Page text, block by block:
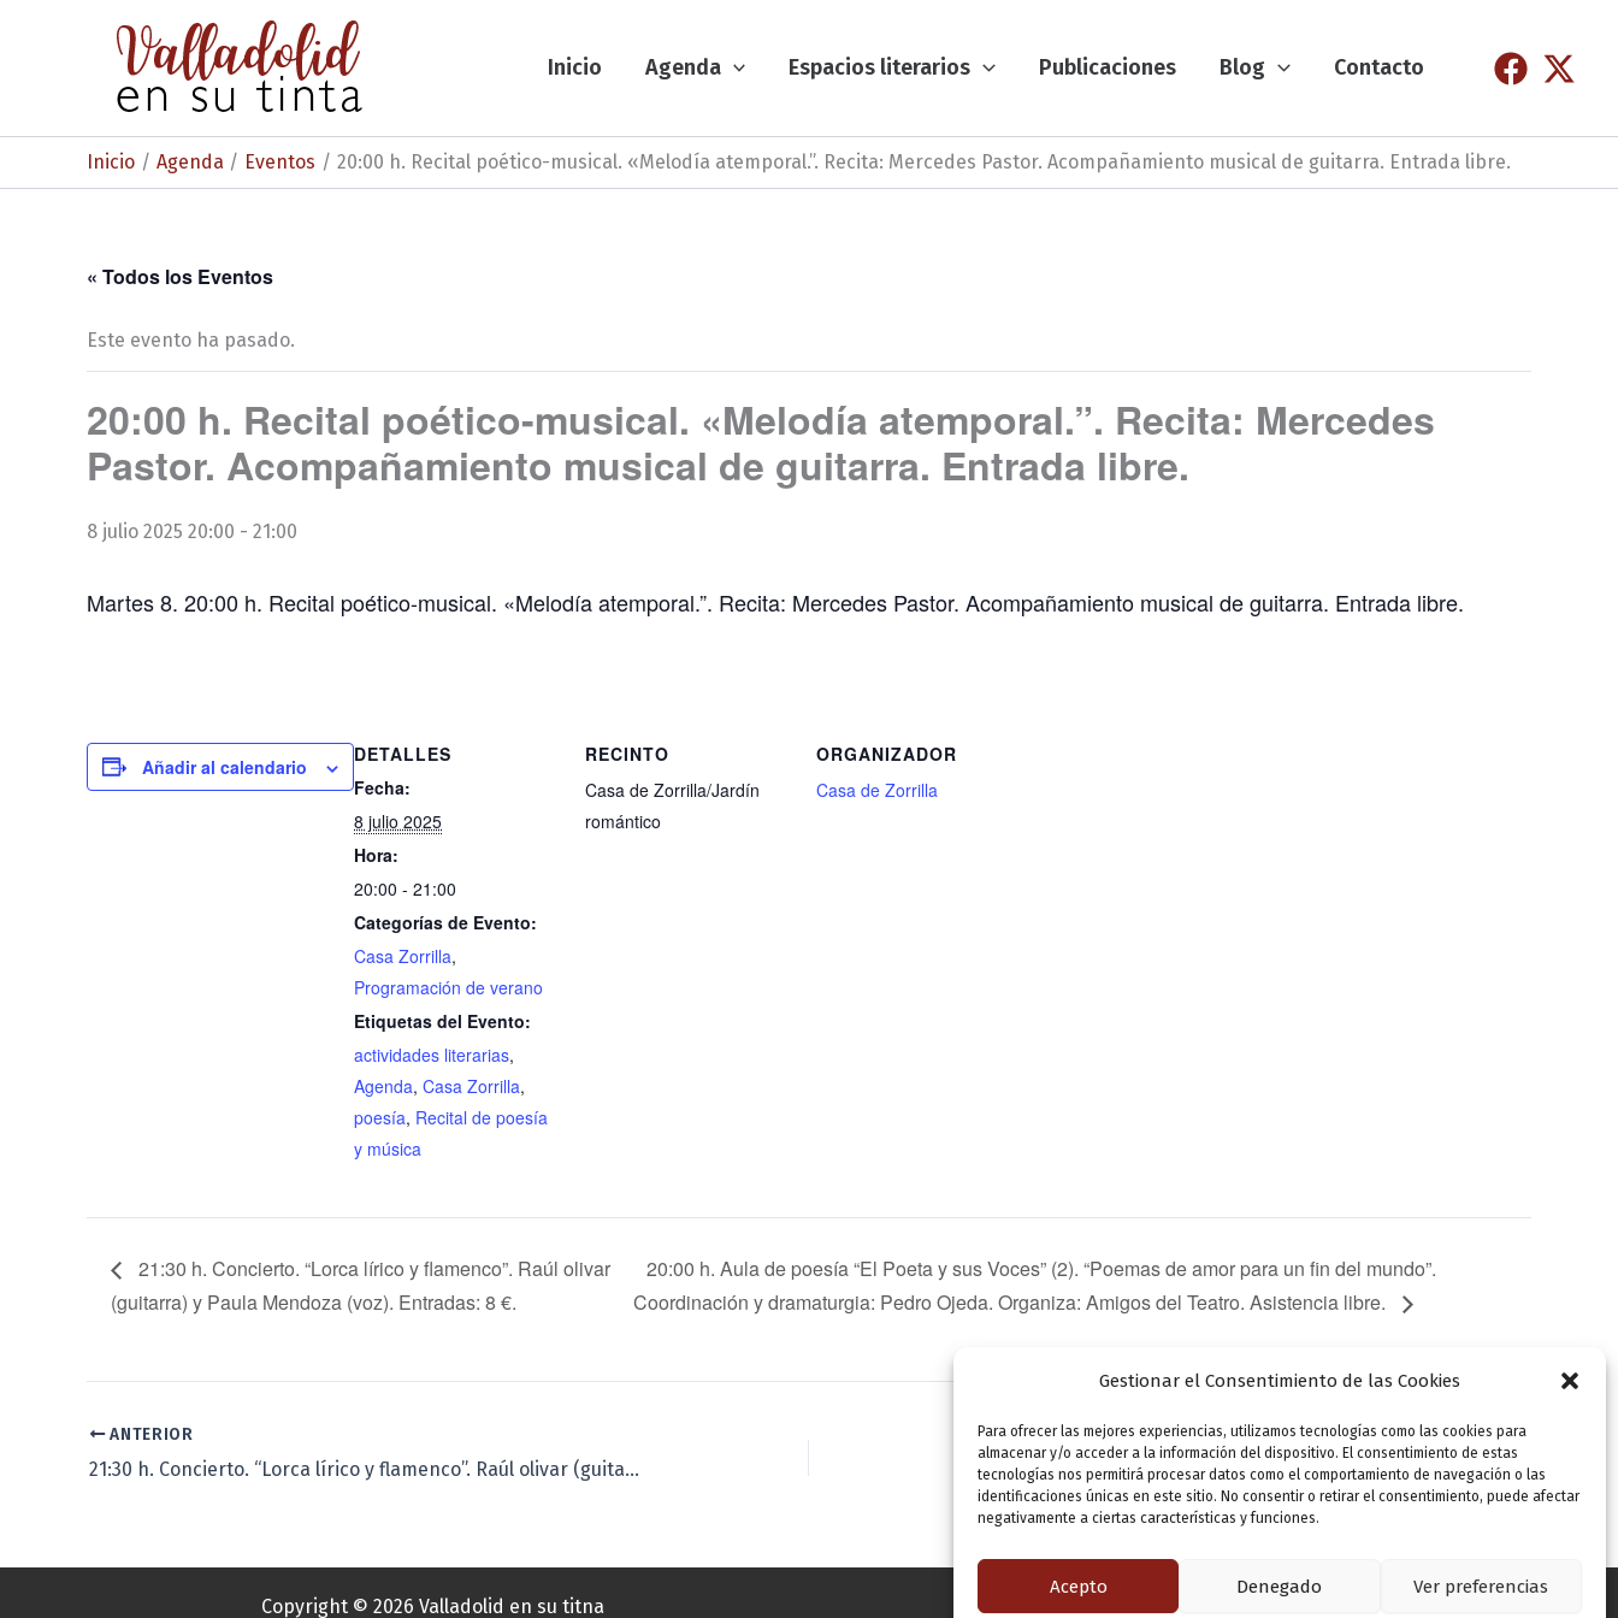
Gestionar el Consentimiento de las Cookies
Para ofrecer las mejores experiencias, utilizamos tecnologías como las cookies para
almacenar y/o acceder a la información del dispositivo. El consentimiento de estas
tecnologías nos permitirá procesar datos como el comportamiento de navegación o las
identificaciones únicas en este sitio. No consentir o retirar el consentimiento, puede afectar
negativamente a ciertas características y funciones.
Acepto Denegado Ver preferencias
Inicio Agenda Espacios literarios Publicaciones Blog Contacto
Inicio Agenda Eventos 20:00 h. Recital poético-musical. «Melodía atemporal.”. Recita: Mercedes Pastor. Acompañamiento musical de guitarra. Entrada libre.
« Todos los Eventos
Este evento ha pasado.
20:00 h. Recital poético-musical. «Melodía atemporal.”. Recita: Mercedes
Pastor. Acompañamiento musical de guitarra. Entrada libre.
8 julio 2025 20:00 - 21:00
Martes 8. 20:00 h. Recital poético-musical. «Melodía atemporal.”. Recita: Mercedes Pastor. Acompañamiento musical de guitarra. Entrada libre.
Añadir al calendario
DETALLES
Fecha:
8 julio 2025
Hora:
20:00 - 21:00
Categorías de Evento:
Casa Zorrilla,
Programación de verano
Etiquetas del Evento:
actividades literarias,
Agenda, Casa Zorrilla,
poesía, Recital de poesía
y música
RECINTO
Casa de Zorrilla/Jardín
romántico
ORGANIZADOR
Casa de Zorrilla
21:30 h. Concierto. “Lorca lírico y flamenco”. Raúl olivar
(guitarra) y Paula Mendoza (voz). Entradas: 8 €.
20:00 h. Aula de poesía “El Poeta y sus Voces” (2). “Poemas de amor para un fin del mundo”.
Coordinación y dramaturgia: Pedro Ojeda. Organiza: Amigos del Teatro. Asistencia libre.
ANTERIOR
21:30 h. Concierto. “Lorca lírico y flamenco”. Raúl olivar (guitarra) y Paula Mendoza (voz). Entradas: 8 €.
SIGUIENTE
20:00 h. Aula de poesía “El Poeta y sus Voces” (2). “Poemas de amor para un fin del mundo”. Coordinación y dramaturgia: Pedro Ojeda. Organiza: Amigos del Teatro. Asistencia libre.
Copyright © 2026 Valladolid en su titna